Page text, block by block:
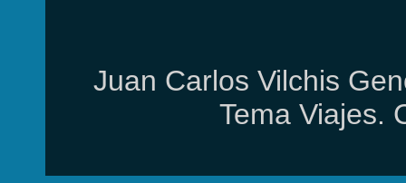
Juan Carlos Vilchis
Tema Viajes.